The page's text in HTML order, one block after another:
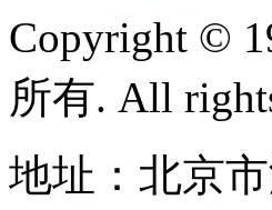
Copyright ©
所有. All
地址：北京